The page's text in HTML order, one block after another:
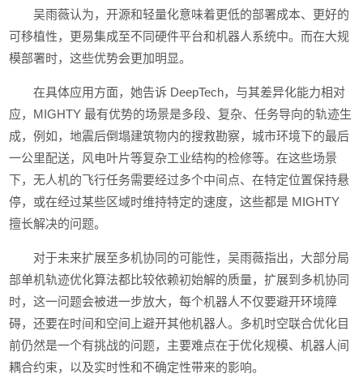
吴雨薇认为，开源和轻量化意味着更低的部署成本、更好的
可移植性，更易集成至不同硬件平台和机器人系统中。而在大规
模部署时，这些优势会更加明显。
在具体应用方面，她告诉 DeepTech，与其差异化能力相对
应，MIGHTY 最有优势的场景是多段、复杂、任务导向的轨迹生
成，例如，地震后倒塌建筑物内的搜救勘察，城市环境下的最后
一公里配送，风电叶片等复杂工业结构的检修等。在这些场景
下，无人机的飞行任务需要经过多个中间点、在特定位置保持悬
停，或在经过某些区域时维持特定的速度，这些都是 MIGHTY
擅长解决的问题。
对于未来扩展至多机协同的可能性，吴雨薇指出，大部分局
部单机轨迹优化算法都比较依赖初始解的质量，扩展到多机协同
时，这一问题会被进一步放大，每个机器人不仅要避开环境障
碍，还要在时间和空间上避开其他机器人。多机时空联合优化目
前仍然是一个有挑战的问题，主要难点在于优化规模、机器人间
耦合约束，以及实时性和不确定性带来的影响。